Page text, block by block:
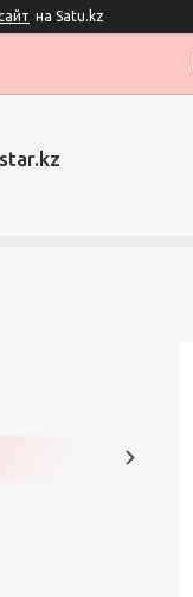
на Satu.kz